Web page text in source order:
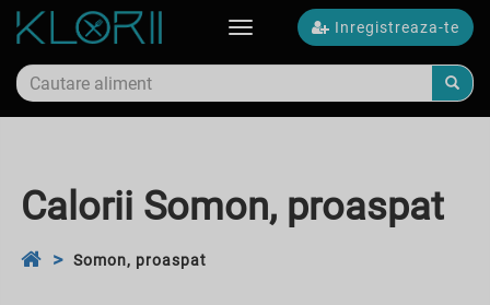
Inregistreaza-te
Toggle
Calorii Somon, proaspat
Somon, proaspat